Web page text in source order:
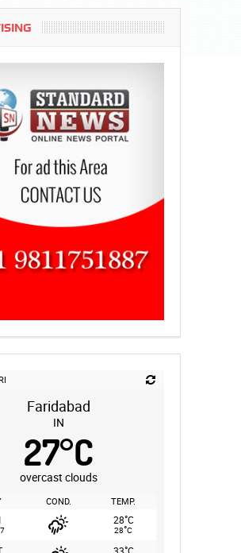
Faridabad
IN
27°C
overcast clouds
COND. TEMP.
28°C
28°C
°